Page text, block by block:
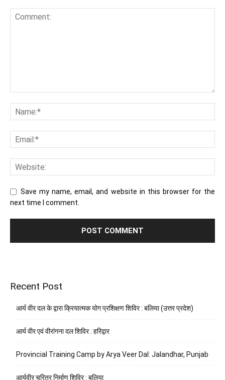
Save my name, email, and website in this browser for the
next time I comment.
Recent Post
आर्य वीर दल के द्वारा क्रियात्मक योग प्रशिक्षण शिविर : बलिया (उत्तर प्रदेश)
आर्य वीर एवं वीरांगना दल शिविर : हरिद्वार
Provincial Training Camp by Arya Veer Dal: Jalandhar, Punjab
आर्यवीर चरित्र निर्माण शिविर : बलिया